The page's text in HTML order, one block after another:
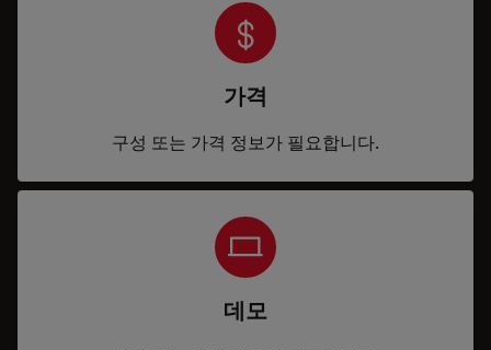
가격
구성 또는 가격 정보가 필요합니다.
데모